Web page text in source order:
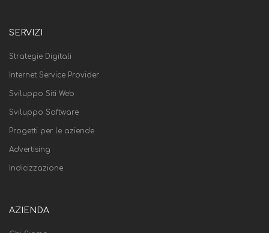
SERVIZI
Strategie Digitali
Internet Service Provider
Sviluppo Siti Web
Sviluppo Software
Progetti per le aziende
Advertising
Indicizzazione
AZIENDA